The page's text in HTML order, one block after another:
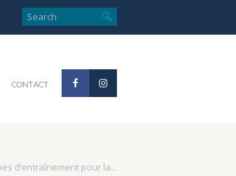
CONTACT
d’entraînement pour la...